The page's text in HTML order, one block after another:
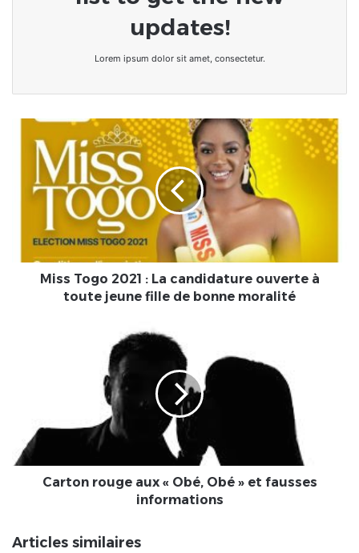
updates!
Lorem ipsum dolor sit amet, consectetur.
toute
Miss Togo 2021 : La candidature ouverte à
toute jeune fille de bonne moralité
fausses
informationsCarton rouge aux « Obé, Obé » et fausses
informations
Articles similaires